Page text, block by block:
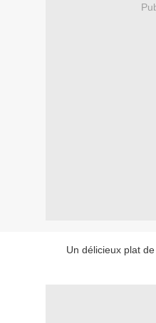
Un délicieux plat